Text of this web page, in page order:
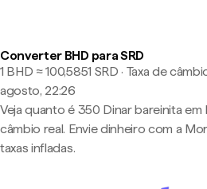
Converter BHD para SRD
1 BHD ≈ 100,5851 SRD · Taxa de
agosto, 22:26
Veja quanto é 350 Dinar bareinita em
câmbio real. Envie dinheiro com a
taxas infladas.